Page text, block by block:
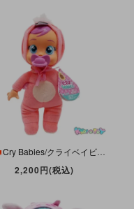
Cry Babies/クライベイビーズ・Tiny Cuddles/タイニーキャドルズ・Fancy/ファンシー・Flamingo/フラミンゴ・Doll/ドール・IMC Toys
2,200円(税込)